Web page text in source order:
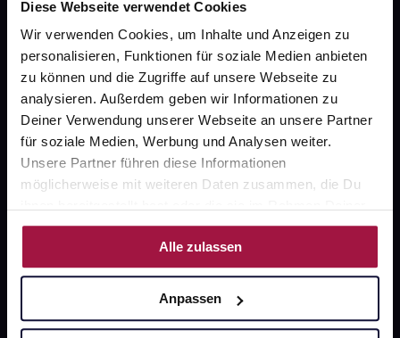
Diese Webseite verwendet Cookies
Wir verwenden Cookies, um Inhalte und Anzeigen zu
personalisieren, Funktionen für soziale Medien anbieten
zu können und die Zugriffe auf unsere Webseite zu
analysieren. Außerdem geben wir Informationen zu
Deiner Verwendung unserer Webseite an unsere Partner
für soziale Medien, Werbung und Analysen weiter.
Unsere Partner führen diese Informationen
möglicherweise mit weiteren Daten zusammen, die Du
Nutzung der Dienste gesammelt haben.
Alle zulassen
Anpassen
Unsere Vorteile
Ausgewählte Wunschprodukte sofort abholbereit
Lieferung für sofort verfügbare Artikel meist am
selben Tag möglich
Freie Wahl der Apotheke
Große Auswahl an Apotheken
SSL-Verschlüsselung